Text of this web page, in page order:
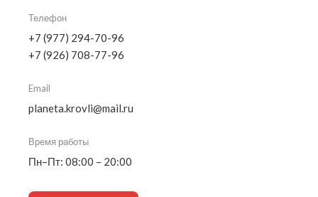
Телефон
+7 (977) 294-70-96
+7 (926) 708-77-96
Email
planeta.krovli@mail.ru
Время работы
Пн–Пт: 08:00 – 20:00